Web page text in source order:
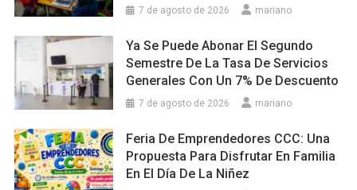
7 de agosto de 2026 mariano
Ya Se Puede Abonar El Segundo
Semestre De La Tasa De Servicios
Generales Con Un 7% De Descuento
7 de agosto de 2026 mariano
Feria De Emprendedores CCC: Una
Propuesta Para Disfrutar En Familia
En El Día De La Niñez